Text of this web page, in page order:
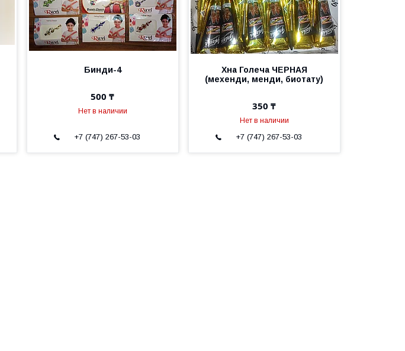
Бинди-4
500 ₸
Нет в наличии
+7 (747) 267-53-03
Хна Голеча ЧЕРНАЯ
(мехенди, менди, биотату)
350 ₸
Нет в наличии
+7 (747) 267-53-03